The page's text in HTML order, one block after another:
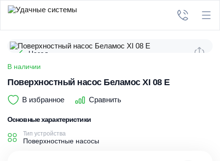
Назад
В наличии
Поверхностный насос Беламос XI 08 E
В избранное Сравнить
Основные характеристики
Тип устройства
Поверхностные насосы